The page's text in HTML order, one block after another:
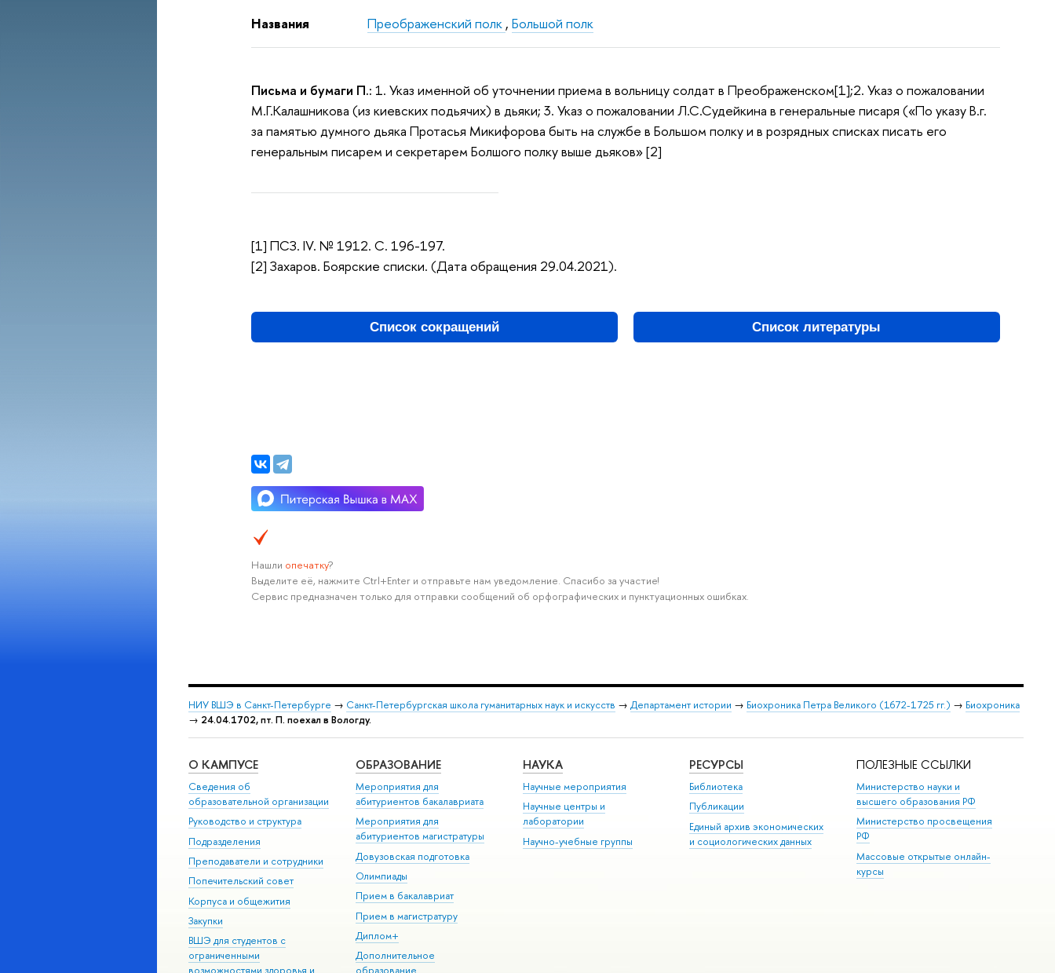
Названия
Преображенский полк ,Большой полк
Письма и бумаги П.: 1. Указ именной об уточнении приема в вольницу солдат в Преображенском[1];2. Указ о пожаловании
М.Г.Калашникова (из киевских подьячих) в дьяки; 3. Указ о пожаловании Л.С.Судейкина в генеральные писаря («По указу В.г.
за памятью думного дьяка Протасья Микифорова быть на службе в Большом полку и в розрядных списках писать его
генеральным писарем и секретарем Болшого полку выше дьяков» [2]
[1] ПСЗ. IV. № 1912. С. 196-197.
[2] Захаров. Боярские списки. (Дата обращения 29.04.2021).
Список сокращений Список литературы
Нашли опечатку?
Выделите её, нажмите Ctrl+Enter и отправьте нам уведомление. Спасибо за участие!
Сервис предназначен только для отправки сообщений об орфографических и пунктуационных ошибках.
НИУ ВШЭ в Санкт-Петербурге → Санкт-Петербургская школа гуманитарных наук и искусств → Департамент истории → Биохроника Петра Великого (1672-1725 гг.) → Биохроника
→ 24.04.1702, пт. П. поехал в Вологду.
О КАМПУСЕ
Сведения об
образовательной организации
Руководство и структура
Подразделения
Преподаватели и сотрудники
Попечительский совет
Корпуса и общежития
Закупки
ВШЭ для студентов с
ограниченными
ОБРАЗОВАНИЕ
Мероприятия для
абитуриентов бакалавриата
Мероприятия для
абитуриентов магистратуры
Довузовская подготовка
Олимпиады
Прием в бакалавриат
Прием в магистратуру
Диплом+
Дополнительное
НАУКА
Научные мероприятия
Научные центры и
лаборатории
Научно-учебные группы
РЕСУРСЫ
Библиотека
Публикации
Единый архив экономических
и социологических данных
ПОЛЕЗНЫЕ ССЫЛКИ
Министерство науки и
высшего образования РФ
Министерство просвещения
РФ
Массовые открытые онлайн-
курсы